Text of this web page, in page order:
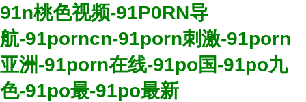
91n桃色视频-91P0RN导
航-91porncn-91porn刺激-91porn
亚洲-91porn在线-91po国-91po九
色-91po最-91po最新